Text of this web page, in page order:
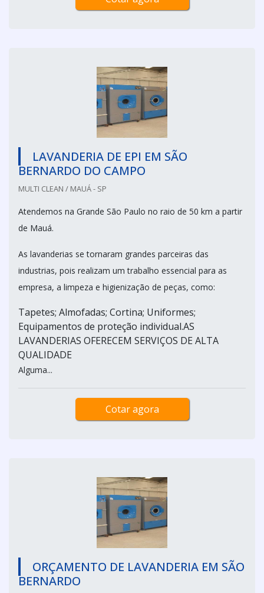
LAVANDERIA DE EPI EM SÃO
BERNARDO DO CAMPO
MULTI CLEAN / MAUÁ - SP
Atendemos na Grande São Paulo no raio de 50 km a partir
de Mauá.
As lavanderias se tornaram grandes parceiras das
industrias, pois realizam um trabalho essencial para as
empresa, a limpeza e higienização de peças, como:
Tapetes; Almofadas; Cortina; Uniformes;
Equipamentos de proteção individual.AS
LAVANDERIAS OFERECEM SERVIÇOS DE ALTA
QUALIDADE
Alguma...
Cotar agora
ORÇAMENTO DE LAVANDERIA EM SÃO
BERNARDO